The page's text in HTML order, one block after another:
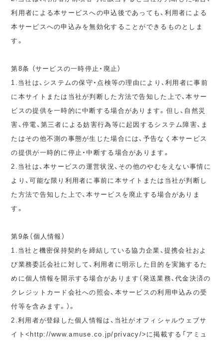
利用者による本サービスへの申込後であっても、利用者による
本サービスへの申込みを無効化することができるものとしま
す。
第8条 （サービスの一時停止・廃止）
1.当社は、システムの保守・点検等の理由により、利用者に事前
に本サイトまたは当社が判断した方法で告知した上で、本サー
ビスの提供を一時的に中断する場合があります。但し、自然災
害、停電、第三者による妨害行為等に起因するシステム障害、ま
たはその他不測の事態が生じた場合には、予告なく本サービス
の提供が一時的に停止・中断する場合があります。
2.当社は、本サービスの運営状況、その他のやむをえない事情に
より、可能な限り利用者に事前に本サイトまたは当社が判断し
た方法で告知した上で、本サービスを廃止する場合がありま
す。
第9条（個人情報）
1.当社と機密保持契約を締結している協力企業、提携会社およ
び業務委託会社に対して、利用者に明示した目的を実施するた
めに個人情報を開示する場合があります（発送業務、代金決済の
クレジットカード会社への照会、本サービスの利用申込みの受
付等を含みます。）。
2.利用者が登録した個人情報は、当社がオフィシャルウェブサ
イト<http://www.amuse.co.jp/privacy/>に掲載する「アミュ